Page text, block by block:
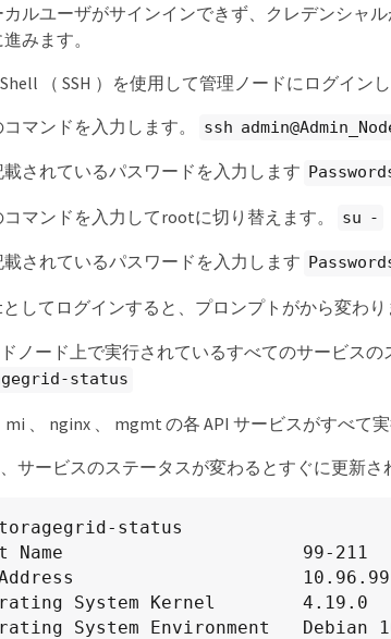
カルユーザがサインインできず、クレデンシャ
みます。
（ SSH ）を使用して管理ノードにログインし
コマンドを入力します。
ssh
載されているパスワードを入力します
コマンドを入力してrootに切り替えます。 su -
載されているパスワードを入力します
してログインすると、プロンプトがから変わり
ノード上で実行されているすべてのサービスの
status
mi 、 nginx 、 mgmt の各 API サービスがすべて
サービスのステータスが変わるとすぐに更新さ
status
Name                      99-211
System Kernel
System Environment